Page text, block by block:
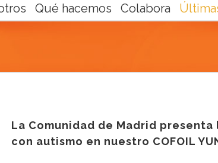
Qué hacemos Colabora
La Comunidad de Madrid
con autismo en nuestro COFOIL